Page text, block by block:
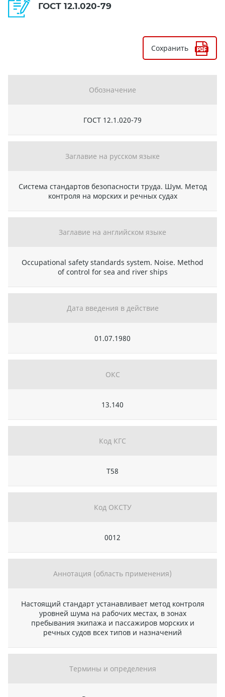
ГОСТ 12.1.020-79
Сохранить
Обозначение
ГОСТ 12.1.020-79
Заглавие на русском языке
Система стандартов безопасности труда. Шум. Метод
контроля на морских и речных судах
Заглавие на английском языке
Occupational safety standards system. Noise. Method
of control for sea and river ships
Дата введения в действие
01.07.1980
ОКС
13.140
Код КГС
Т58
Код ОКСТУ
0012
Аннотация (область применения)
Настоящий стандарт устанавливает метод контроля
уровней шума на рабочих местах, в зонах
пребывания экипажа и пассажиров морских и
речных судов всех типов и назначений
Термины и определения